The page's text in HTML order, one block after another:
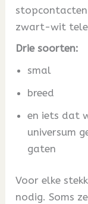
zwart-wit
Drie soorten:
smal
breed
en iets dat
universum
gaten
Voor elke
nodig. Soms